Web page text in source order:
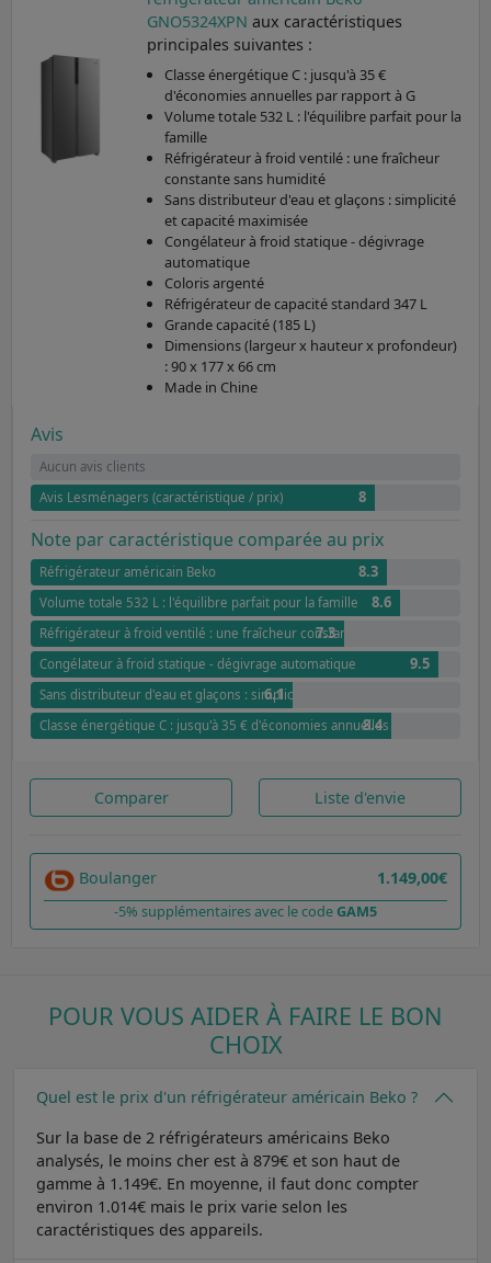
GNO5324XPN aux caractéristiques
principales suivantes :
Classe énergétique C : jusqu'à 35 €
d'économies annuelles par rapport à G
Volume totale 532 L : l'équilibre parfait pour la
famille
Réfrigérateur à froid ventilé : une fraîcheur
constante sans humidité
Sans distributeur d'eau et glaçons : simplicité
et capacité maximisée
Congélateur à froid statique - dégivrage
automatique
Coloris argenté
Réfrigérateur de capacité standard 347 L
Grande capacité (185 L)
Dimensions (largeur x hauteur x profondeur)
: 90 x 177 x 66 cm
Made in Chine
Avis
Aucun avis clients
Avis Lesménagers (caractéristique / prix)
8
Note par caractéristique comparée au prix
Réfrigérateur américain Beko 8.3
Volume totale 532 L : l'équilibre parfait pour la famille 8.6
Réfrigérateur à froid ventilé : une fraîcheur constante sans humidité
7.3
Congélateur à froid statique - dégivrage automatique 9.5
Sans distributeur d'eau et glaçons : simplicité et capacité maximisée
6.1
Classe énergétique C : jusqu'à 35 € d'économies annuelles par rapport à G
8.4
Comparer Liste d'envie
Boulanger 1.149,00€
-5% supplémentaires avec le codeGAM5
POUR VOUS AIDER À FAIRE LE BON
CHOIX
Quel est le prix d'un réfrigérateur américain Beko ?
Sur la base de 2 réfrigérateurs américains Beko
analysés, le moins cher est à 879€ et son haut de
gamme à 1.149€. En moyenne, il faut donc compter
environ 1.014€ mais le prix varie selon les
caractéristiques des appareils.